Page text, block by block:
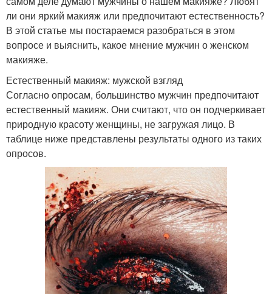
ли они яркий макияж или предпочитают естественность?
В этой статье мы постараемся разобраться в этом
вопросе и выяснить, какое мнение мужчин о женском
макияже.
Естественный макияж: мужской взгляд
Согласно опросам, большинство мужчин предпочитают
естественный макияж. Они считают, что он подчеркивает
природную красоту женщины, не загружая лицо. В
таблице ниже представлены результаты одного из таких
опросов.